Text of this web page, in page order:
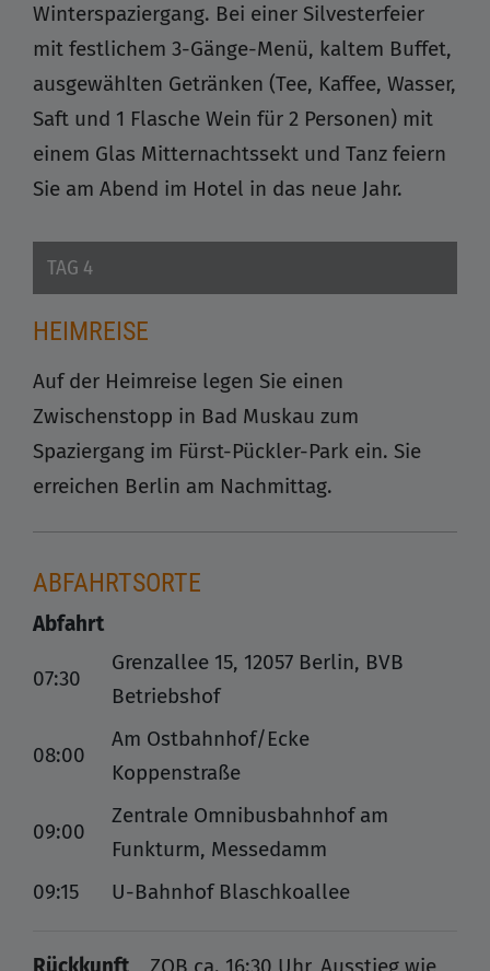
Winterspaziergang. Bei einer Silvesterfeier
mit festlichem 3-Gänge-Menü, kaltem Buffet,
ausgewählten Getränken (Tee, Kaffee, Wasser,
Saft und 1 Flasche Wein für 2 Personen) mit
einem Glas Mitternachtssekt und Tanz feiern
Sie am Abend im Hotel in das neue Jahr.
TAG 4
HEIMREISE
Auf der Heimreise legen Sie einen
Zwischenstopp in Bad Muskau zum
Spaziergang im Fürst-Pückler-Park ein. Sie
erreichen Berlin am Nachmittag.
ABFAHRTSORTE
Abfahrt
07:30
Grenzallee 15, 12057 Berlin, BVB
Betriebshof
08:00
Am Ostbahnhof/Ecke
Koppenstraße
09:00
Zentrale Omnibusbahnhof am
Funkturm, Messedamm
09:15
U-Bahnhof Blaschkoallee